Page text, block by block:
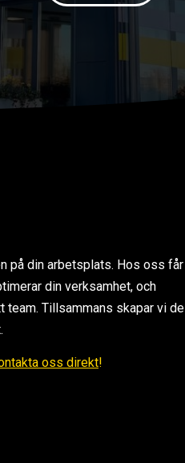
på din arbetsplats. Hos oss får
din verksamhet, och
team. Tillsammans skapar vi de
oss direkt!